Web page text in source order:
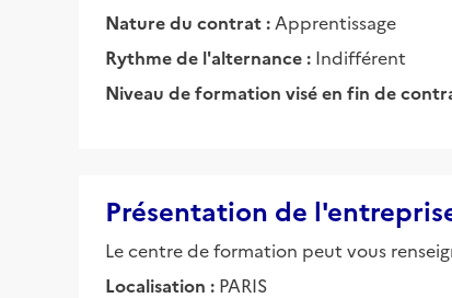
Nature du contrat : Apprentissage
Rythme de l'alternance : Indifférent
Niveau de formation visé en fin de
Présentation de
Le centre de formation peut vous
Localisation : PARIS